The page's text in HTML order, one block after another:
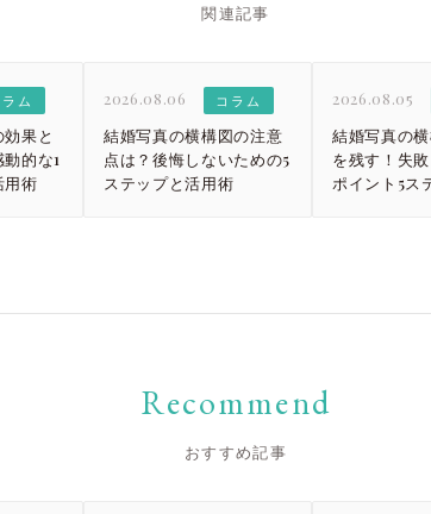
関連記事
ラム
果と
的な1
用術
2026.08.06 コラム
結婚写真の横構図の注意
点は？後悔しないための5
ステップと活用術
2026.08.05
結婚写真の
を残す！失
ポイント5ス
Recommend
おすすめ記事